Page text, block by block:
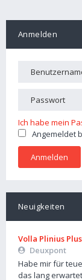
Anmelden
Ich habe mein
Angemeldet
Neuigkeiten
Volla Plinius
Deuxpont
Habe mir für
das lang